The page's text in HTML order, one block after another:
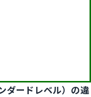
ダードレベル）の違